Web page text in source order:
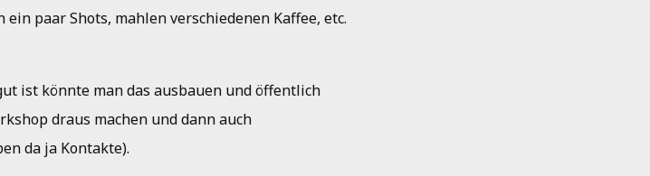
paar Shots, mahlen verschiedenen Kaffee, etc.
ist könnte man das ausbauen und öffentlich
draus machen und dann auch
da ja Kontakte).